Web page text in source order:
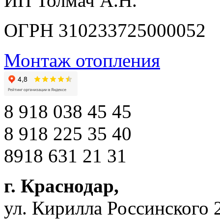
ОГРН 310233725000052
Монтаж отопления
8 918 038 45 45
8 918 225 35 40
8918 631 21 31
г. Краснодар,
ул. Кирилла Россинского